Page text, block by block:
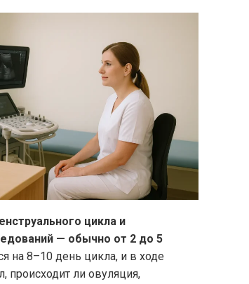
цикла и
— обычно от 2 до 5
на 8–10 день цикла, и в ходе
происходит ли овуляция,